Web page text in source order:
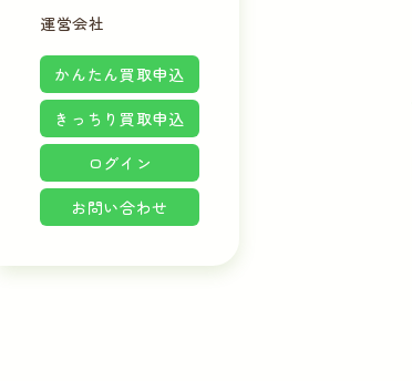
運営会社
かんたん買取申込
きっちり買取申込
ログイン
お問い合わせ